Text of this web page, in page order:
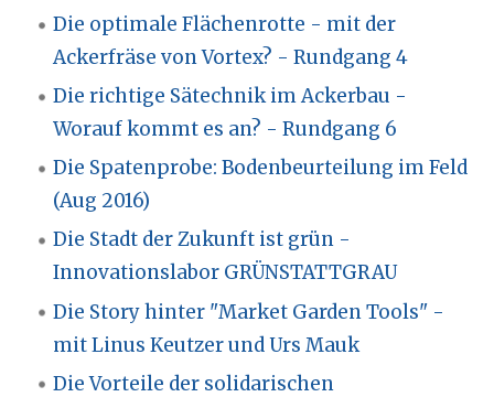
Die optimale Flächenrotte - mit der
Ackerfräse von Vortex? - Rundgang 4
Die richtige Sätechnik im Ackerbau -
Worauf kommt es an? - Rundgang 6
Die Spatenprobe: Bodenbeurteilung im Feld
(Aug 2016)
Die Stadt der Zukunft ist grün -
Innovationslabor GRÜNSTATTGRAU
Die Story hinter "Market Garden Tools" -
mit Linus Keutzer und Urs Mauk
Die Vorteile der solidarischen